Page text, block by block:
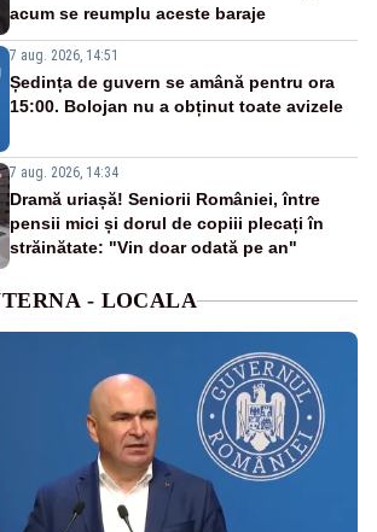
acum se reumplu aceste baraje
7 aug. 2026, 14:51
Ședința de guvern se amână pentru ora
15:00. Bolojan nu a obținut toate avizele
7 aug. 2026, 14:34
Dramă uriașă! Seniorii României, între
pensii mici și dorul de copiii plecați în
străinătate: "Vin doar odată pe an"
- LOCALA